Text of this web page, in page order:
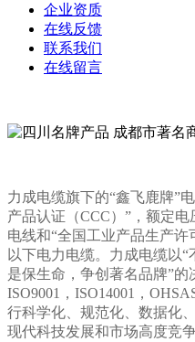
企业资质
在线反馈
联系我们
在线留言
力成电缆旗下的“鑫飞鹿牌”
产品认证（CCC）”，额定
电线和“全国工业产品生产
以下电力电缆。力成电缆以
是保生命，争创著名品牌”的
ISO9001，ISO14001，
行科学化、规范化、数据化
现代科技发展和市场高度竞